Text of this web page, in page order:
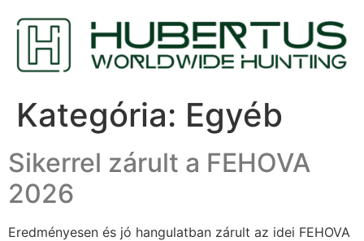
Kategória: Egyéb
Sikerrel zárult a FEHOVA
2026
Eredményesen és jó hangulatban zárult az idei FEHOVA